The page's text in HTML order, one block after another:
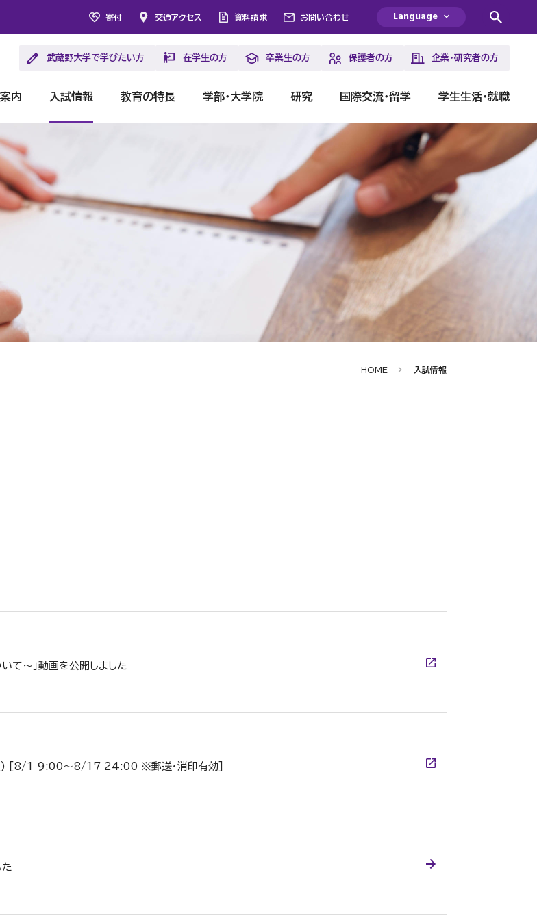
寄付 交通アクセス 資料請求 お問い合わせ Language
武蔵野大学で学びたい方 在学生の方 卒業生の方 保護者の方 企業・研究者の方
内 入試情報 教育の特長 学部・大学院 研究 国際交流・留学 学生生活・就職
HOME 入試情報
～」動画を公開しました
) [8/1 9:00～8/17 24:00 ※郵送・消印有効]